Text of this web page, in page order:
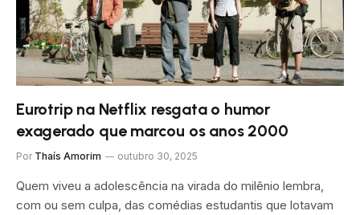
Eurotrip na Netflix resgata o humor
exagerado que marcou os anos 2000
Por Thaís Amorim outubro 30, 2025
Quem viveu a adolescência na virada do milênio lembra,
com ou sem culpa, das comédias estudantis que lotavam